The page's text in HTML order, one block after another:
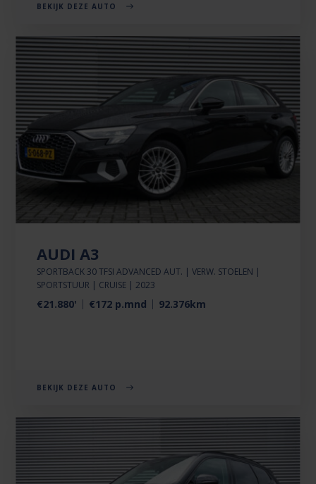
BEKIJK DEZE AUTO
AUDI A3
SPORTBACK 30 TFSI ADVANCED AUT. | VERW. STOELEN |
SPORTSTUUR | CRUISE | 2023
€21.880' €172 p.mnd 92.376km
BEKIJK DEZE AUTO